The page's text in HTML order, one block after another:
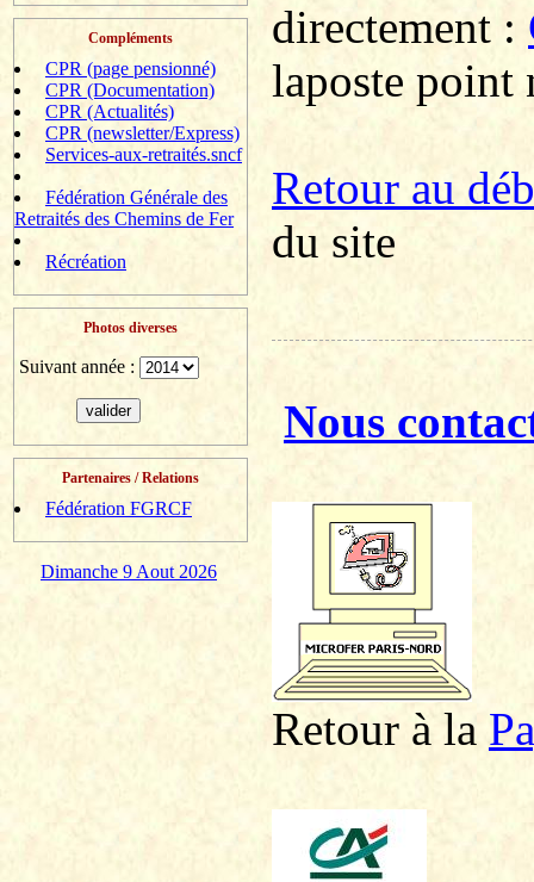
Compléments
CPR (page pensionné)
CPR (Documentation)
CPR (Actualités)
CPR (newsletter/Express)
Services-aux-retraités.sncf
Fédération Générale des
Retraités des Chemins de Fer
Récréation
Photos diverses
Suivant année :
Partenaires / Relations
Fédération FGRCF
Dimanche 9 Aout 2026
directement :
laposte point
Retour au
du site
Nous
Retour à la P